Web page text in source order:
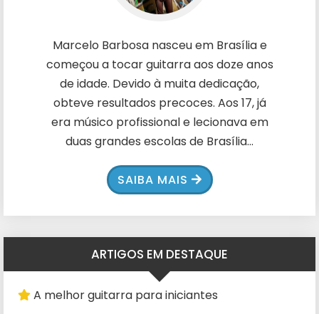
Marcelo Barbosa nasceu em Brasília e
começou a tocar guitarra aos doze anos
de idade. Devido à muita dedicação,
obteve resultados precoces. Aos 17, já
era músico profissional e lecionava em
duas grandes escolas de Brasília...
SAIBA MAIS
ARTIGOS EM DESTAQUE
A melhor guitarra para iniciantes